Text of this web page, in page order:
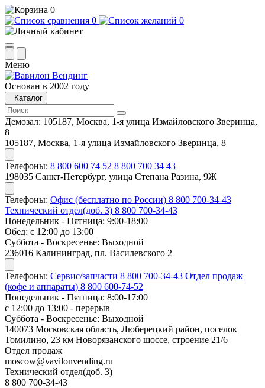
0
0
0
Меню
Основан в 2002 году
Каталог
Демозал: 105187, Москва, 1-я улица Измайловского Зверинца,
8
105187, Москва, 1-я улица Измайловского Зверинца, 8
Телефоны: 8 800 600 74 52 8 800 700 34 43
198035 Санкт-Петербург, улица Степана Разина, 9Ж
Телефоны: Офис (бесплатно по России) 8 800 700-34-43
Технический отдел(доб. 3) 8 800 700-34-43
Понедельник - Пятница: 9:00-18:00
Обед: с 12:00 до 13:00
Суббота - Воскресенье: Выходной
236016 Калининград, пл. Василевского 2
Телефоны: Сервис/запчасти 8 800 700-34-43 Отдел продаж
(кофе и аппараты) 8 800 600-74-52
Понедельник - Пятница: 8:00-17:00
с 12:00 до 13:00 - перерыв
Суббота - Воскресенье: Выходной
140073 Московская область, Люберецкий район, поселок
Томилино, 23 км Новорязанского шоссе, строение 21/6
Отдел продаж
moscow@vavilonvending.ru
Технический отдел(доб. 3)
8 800 700-34-43